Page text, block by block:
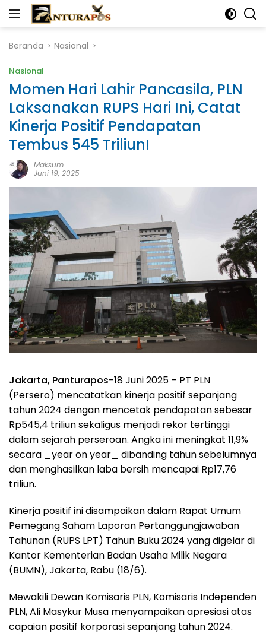
Langsung
Beranda
Nasional
Nasional
Momen Hari Lahir Pancasila, PLN
Laksanakan RUPS Hari Ini, Catat
Kinerja Positif Pendapatan
Tembus 545 Triliun!
Maksum
Juni 19, 2025
Jakarta, Panturapos-18 Juni 2025 – PT PLN
(Persero) mencatatkan kinerja positif sepanjang
tahun 2024 dengan mencetak pendapatan sebesar
Rp545,4 triliun sekaligus menjadi rekor tertinggi
dalam sejarah perseroan. Angka ini meningkat 11,9%
secara _year on year_ dibanding tahun sebelumnya
dan menghasilkan laba bersih mencapai Rp17,76
triliun.
Kinerja positif ini disampaikan dalam Rapat Umum
Pemegang Saham Laporan Pertanggungjawaban
Tahunan (RUPS LPT) Tahun Buku 2024 yang digelar di
Kantor Kementerian Badan Usaha Milik Negara
(BUMN), Jakarta, Rabu (18/6).
Mewakili Dewan Komisaris PLN, Komisaris Independen
PLN, Ali Masykur Musa menyampaikan apresiasi atas
capaian positif korporasi sepanjang tahun 2024.